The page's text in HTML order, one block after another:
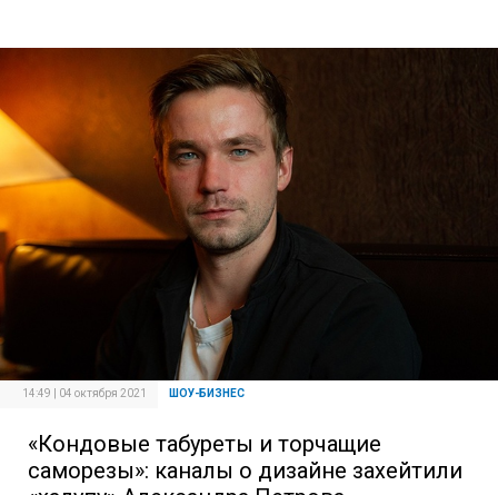
14:49 | 04 октября 2021 ШОУ-БИЗНЕС
«Кондовые табуреты и торчащие
саморезы»: каналы о дизайне захейтили